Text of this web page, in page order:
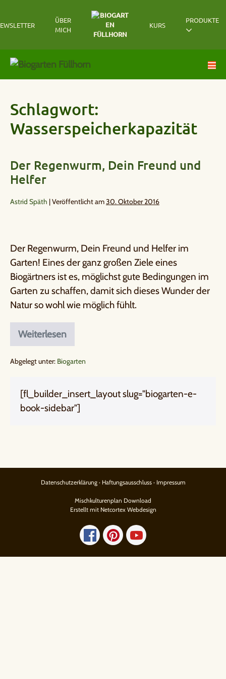
ÜBER
MICH
KURS
PRODUKTE
Schlagwort:
Wasserspeicherkapazität
Der Regenwurm, Dein Freund und
Helfer
Astrid Späth |Veröffentlicht am30. Oktober 2016
Der Regenwurm, Dein Freund und Helfer im
Garten! Eines der ganz großen Ziele eines
Biogärtners ist es, möglichst gute Bedingungen im
Garten zu schaffen, damit sich dieses Wunder der
Natur so wohl wie möglich fühlt.
Weiterlesen
Abgelegt unter: Biogarten
[fl_builder_insert_layout slug="biogarten-e-
book-sidebar"]
Datenschutzerklärung· Haftungsausschluss· Impressum
Mischkulturenplan Download
Erstellt mit Netcortex Webdesign